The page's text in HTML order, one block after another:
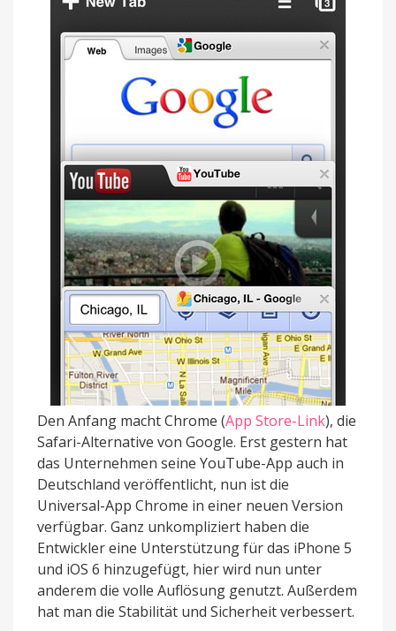
Den Anfang macht Chrome (App Store-Link), die
Safari-Alternative von Google. Erst gestern hat
das Unternehmen seine YouTube-App auch in
Deutschland veröffentlicht, nun ist die
Universal-App Chrome in einer neuen Version
verfügbar. Ganz unkompliziert haben die
Entwickler eine Unterstützung für das iPhone 5
und iOS 6 hinzugefügt, hier wird nun unter
anderem die volle Auflösung genutzt. Außerdem
hat man die Stabilität und Sicherheit verbessert.